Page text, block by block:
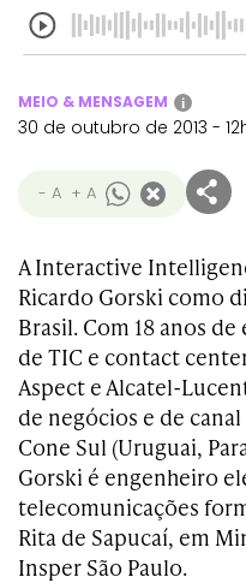
MEIO & MENSAGEM i
30 de outubro de 2013 -
- A + A
A Interactive
Ricardo Gorski como
Brasil. Com 18 anos
de TIC e contact
Aspect e Alcatel-
de negócios e de
Cone Sul (Uruguai,
Gorski é engenheiro
telecomunicações
Rita de Sapucaí, em
Insper São Paulo.